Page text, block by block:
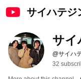
サイハテジ
サイ
@サイハ
32